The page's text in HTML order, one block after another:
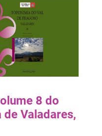
8 do
Valadares,